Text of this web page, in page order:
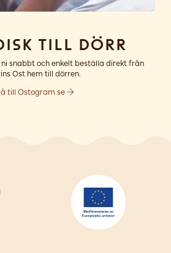
till dörr
snabbt och enkelt beställa direkt från
Ost hem till dörren.
till Ostogram.se